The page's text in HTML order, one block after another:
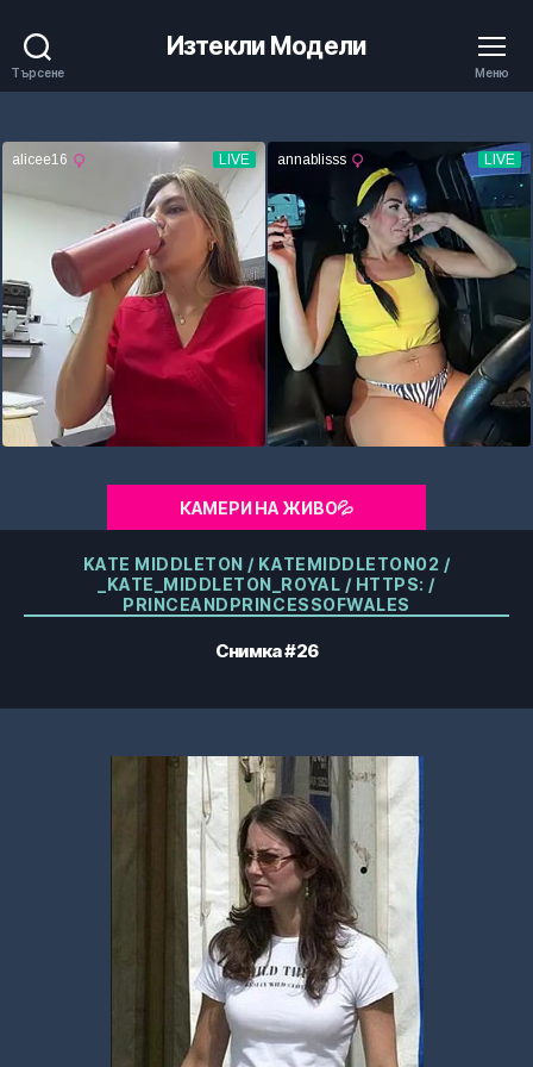
Търсене
Изтекли Модели
Меню
КАМЕРИ НА ЖИВО💦
Категории
KATE MIDDLETON / KATEMIDDLETON02 /
_KATE_MIDDLETON_ROYAL / HTTPS: /
PRINCEANDPRINCESSOFWALES
Снимка #26